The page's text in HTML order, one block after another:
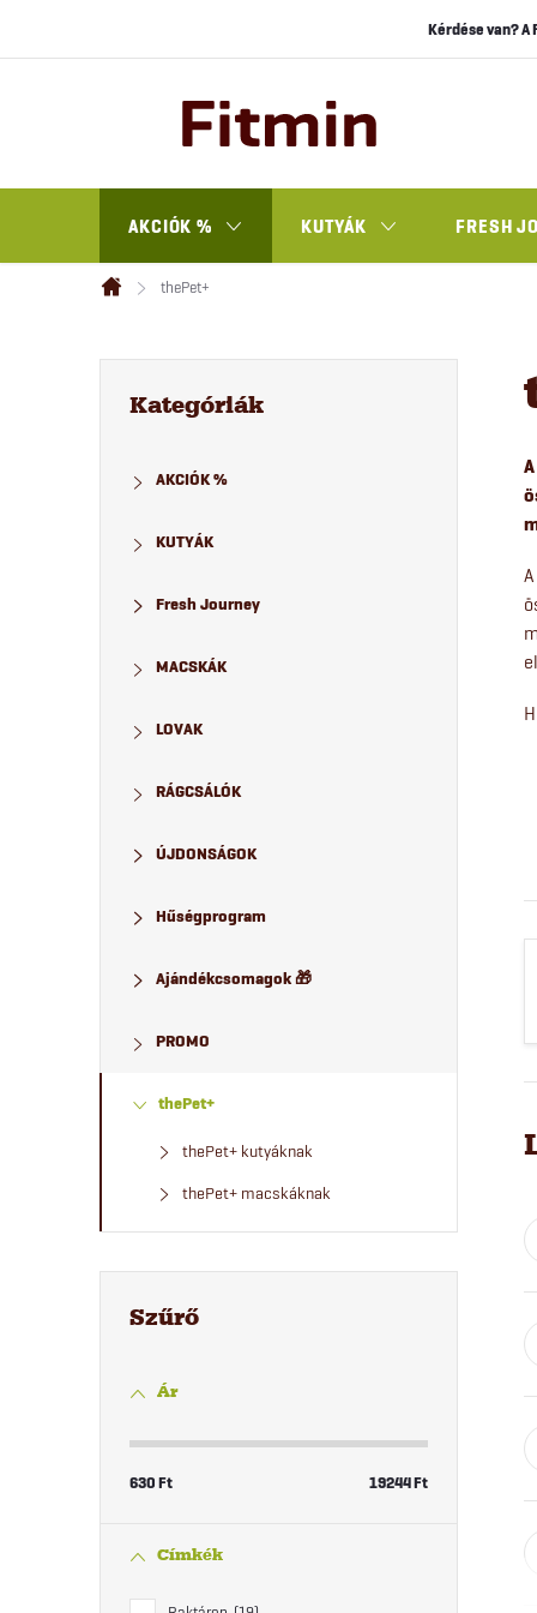
Kérdése van?
AKCIÓK % KUTYÁK FRESH
Kezdőlap
thePet+
O
átugrása
Kategóriák
AKCIÓK %
KUTYÁK
Fresh Journey
MACSKÁK
LOVAK
RÁGCSÁLÓK
ÚJDONSÁGOK
Hűségprogram
Ajándékcsomagok 🎁
PROMO
thePet+
thePet+ kutyáknak
thePet+ macskáknak
Ár
630Ft 19244Ft
Címkék
A